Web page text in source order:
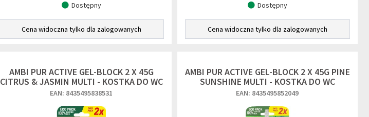
Dostępny
Cena widoczna tylko dla zalogowanych
Dostępny
Cena widoczna tylko dla zalogowanych
AMBI PUR ACTIVE GEL-BLOCK 2 X 45G
CITRUS & JASMIN MULTI - KOSTKA DO WC
EAN: 8435495838531
AMBI PUR ACTIVE GEL-BLOCK 2 X 45G PINE
SUNSHINE MULTI - KOSTKA DO WC
EAN: 8435495852049